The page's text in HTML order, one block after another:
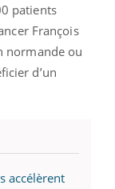
patients
François
normande ou
d’un
accélèrent